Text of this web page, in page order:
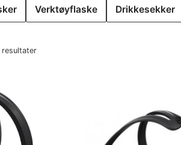
Verktøyflaske Drikkesekker
resultater